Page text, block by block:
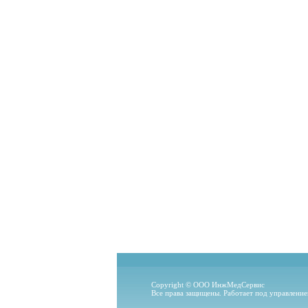
Copyright © ООО ИнжМедСервис
Все права защищены. Работает под